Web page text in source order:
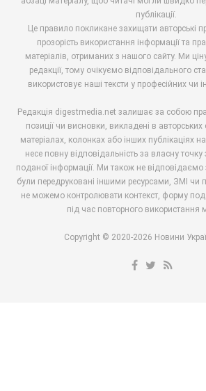
публікації.
Це правило покликане захищати авторські
прозорість використання інформації та
матеріалів, отриманих з нашого сайту. Ми
редакції, тому очікуємо відповідального
використовує наші тексти у професійних чи
Редакція digestmedia.net залишає за собою
позиції чи висновки, викладені в авторських
матеріалах, колонках або інших публікаціях
несе повну відповідальність за власну точку
поданої інформації. Ми також не відповідаємо
були передруковані іншими ресурсами, ЗМІ чи
не можемо контролювати контекст, форму
під час повторного використання
Copyright © 2020-2026 Новини